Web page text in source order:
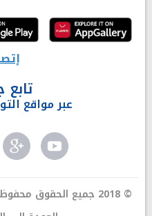
عبر مواقع
© 2018 جميع الحقوق محفوظة. راديو الجوهرة أف آم، تونس